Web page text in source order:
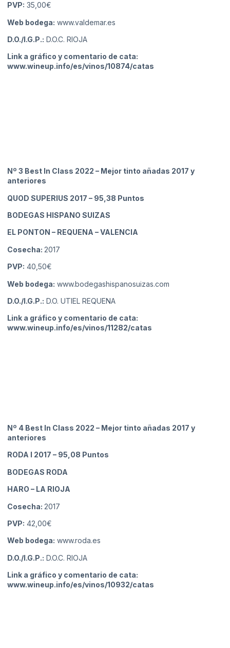
PVP: 35,00€
Web bodega: www.valdemar.es
D.O./I.G.P.: D.O.C. RIOJA
Link a gráfico y comentario de cata:
www.wineup.info/es/vinos/10874/catas
Nº 3 Best In Class 2022 – Mejor tinto añadas 2017 y
anteriores
QUOD SUPERIUS 2017 – 95,38 Puntos
BODEGAS HISPANO SUIZAS
EL PONTON – REQUENA – VALENCIA
Cosecha: 2017
PVP: 40,50€
Web bodega: www.bodegashispanosuizas.com
D.O./I.G.P.: D.O. UTIEL REQUENA
Link a gráfico y comentario de cata:
www.wineup.info/es/vinos/11282/catas
Nº 4 Best In Class 2022 – Mejor tinto añadas 2017 y
anteriores
RODA I 2017 – 95,08 Puntos
BODEGAS RODA
HARO – LA RIOJA
Cosecha: 2017
PVP: 42,00€
Web bodega: www.roda.es
D.O./I.G.P.: D.O.C. RIOJA
Link a gráfico y comentario de cata:
www.wineup.info/es/vinos/10932/catas